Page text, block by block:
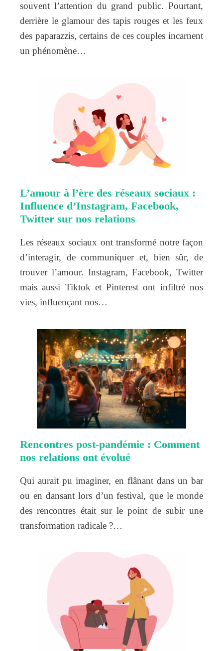
souvent l’attention du grand public. Pourtant,
derrière le glamour des tapis rouges et les feux
des paparazzis, certains de ces couples incarnent
un phénomène…
L’amour à l’ère des réseaux sociaux :
Influence d’Instagram, Facebook,
Twitter sur nos relations
Les réseaux sociaux ont transformé notre façon
d’interagir, de communiquer et, bien sûr, de
trouver l’amour. Instagram, Facebook, Twitter
mais aussi Tiktok et Pinterest ont infiltré nos
vies, influençant nos…
Rencontres post-pandémie : Comment
nos relations ont évolué
Qui aurait pu imaginer, en flânant dans un bar
ou en dansant lors d’un festival, que le monde
des rencontres était sur le point de subir une
transformation radicale ?…